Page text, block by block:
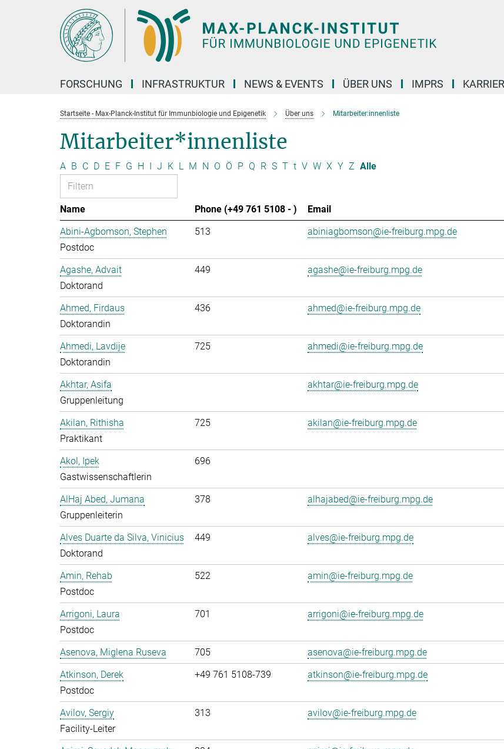
FORSCHUNG INFRASTRUKTUR NEWS & EVENTS ÜBER UNS IMPRS
Startseite - Max-Planck-Institut für Immunbiologie und Epigenetik Über uns Mitarbeiter:innenliste
Mitarbeiter*innenliste
A B C D E F G H I J K L M N O Ö P Q R S T t V W X Y Z Alle
Name Phone (+49 761 5108 - )
Email
Abini-Agbomson, Stephen
Postdoc
513 abiniagbomson@ie-freiburg.mpg.de
Agashe, Advait
Doktorand
449 agashe@ie-freiburg.mpg.de
Ahmed, Firdaus
Doktorandin
436 ahmed@ie-freiburg.mpg.de
Ahmedi, Lavdije
Doktorandin
725 ahmedi@ie-freiburg.mpg.de
Akhtar, Asifa
Gruppenleitung
akhtar@ie-freiburg.mpg.de
Akilan, Rithisha
Praktikant
725 akilan@ie-freiburg.mpg.de
Akol, Ipek
Gastwissenschaftlerin
696
AlHaj Abed, Jumana
Gruppenleiterin
378 alhajabed@ie-freiburg.mpg.de
Alves Duarte da Silva, Vinicius
Doktorand
449 alves@ie-freiburg.mpg.de
Amin, Rehab
Postdoc
522 amin@ie-freiburg.mpg.de
Arrigoni, Laura
Postdoc
701 arrigoni@ie-freiburg.mpg.de
Asenova, Miglena Ruseva 705
asenova@ie-freiburg.mpg.de
Atkinson, Derek
Postdoc
+49 761 5108-739 atkinson@ie-freiburg.mpg.de
Avilov, Sergiy
Facility-Leiter
313 avilov@ie-freiburg.mpg.de